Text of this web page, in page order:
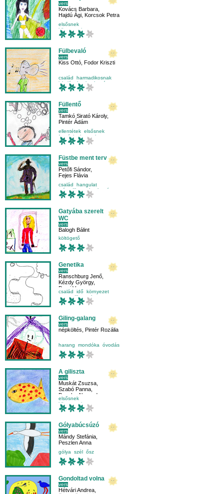
vers
Kovács Barbara
Hajdú Ági Korcsok Petra
elsősnek
környezetismeret
külső világ-környezet
Fülbevaló
vers
Kiss Ottó Fodor Kriszti
család
harmadikosnak
iskolásoknak olvasás
Füllentő
vers
Tamkó Sirató Károly,
Pintér Ádám
ellentétek elsősnek
fantázia
hangulat
Füstbe ment terv
vers
Petőfi Sándor,
Fejes Flávia
család
hangulat
másodikosnak
olvasás
Gatyába szerelt
WC
vers
Balogh Bálint
költögető
Genetika
vers
Ranschburg Jenő
Kézdy György,
Borsi Vera
család idő környezet
negyedikesnek
Giling-galang
vers
népköltés Pintér Rozália
harang mondóka óvodás
A giliszta
vers
Muskát Zsuzsa
Szabó Panna
Bocska Alexandra
elsősnek
környezetismeret
mese-vers
víz
Gólyabúcsúzó
vers
Mándy Stefánia
Peszlen Anna
gólya szél ősz
Gondoltad volna
vers
Hétvári Andrea